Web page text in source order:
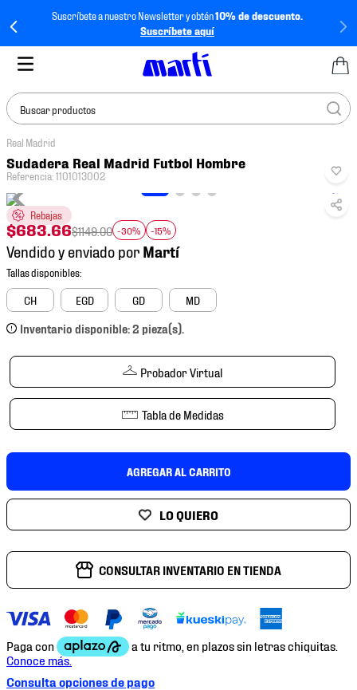
Suscríbete a nuestro Newsletter y obtén10% de descuento.
Suscríbete aquí
Buscar productos
Real Madrid
Sudadera Real Madrid Futbol Hombre
Referencia:1101013002
Rebajas
$683.66$1149.00 -30% -15%
Vendido y enviado por
CH EGD GD MD
Inventario disponible: 2 pieza(s).
Probador Virtual
Tabla de Medidas
AGREGAR AL CARRITO
CONSULTAR INVENTARIO EN TIENDA
Consulta opciones de pago
TÉRMINOS MÁS
BUSCADOS
1.
2.
tenis hombre
3.
tenis
4.
tenis futbol
5.
jersey
6.
mochila
10. tenis nike